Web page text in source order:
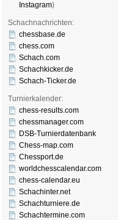
Insta­gram)
Schachnachrichten:
chessbase.de
chess.com
Schach.com
Schachkicker.de
Schach-Ticker.de
Turnierkalender:
chess-results.com
chessmanager.com
DSB-Turnierdatenbank
Chess-map.com
Chessport.de
worldchesscalendar.com
chess-calendar.eu
Schachinter.net
Schachturniere.de
Schachtermine.com